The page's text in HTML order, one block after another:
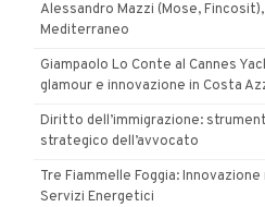
Alessandro Mazzi (Mose,
Mediterraneo
Giampaolo Lo Conte al Cannes
glamour e innovazione in Costa
Diritto dell’immigrazione:
strategico dell’avvocato
Tre Fiammelle Foggia:
Servizi Energetici